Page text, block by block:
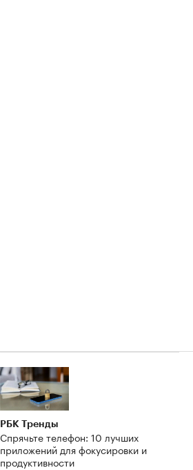
РБК Тренды
Спрячьте телефон: 10 лучших
приложений для фокусировки и
продуктивности